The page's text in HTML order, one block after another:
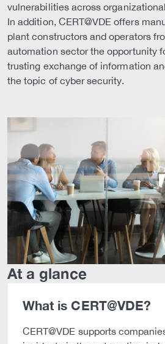
vulnerabilities across
In addition, CERT@VDE offers
plant constructors and operators
automation sector the opportunity
trusting exchange of information
the topic of cyber security.
At a glance
What is CERT@VDE?
CERT@VDE supports